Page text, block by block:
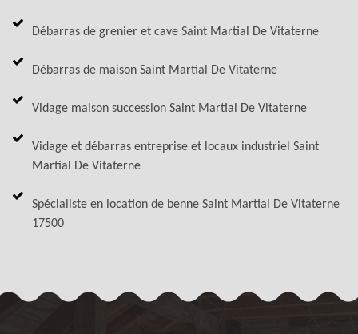
Débarras de grenier et cave Saint Martial De Vitaterne
Débarras de maison Saint Martial De Vitaterne
Vidage maison succession Saint Martial De Vitaterne
Vidage et débarras entreprise et locaux industriel Saint
Martial De Vitaterne
Spécialiste en location de benne Saint Martial De Vitaterne
17500